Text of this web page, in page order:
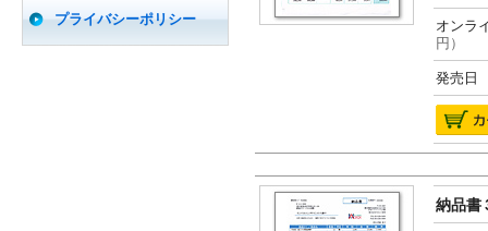
プライバシーポリシー
オン
円）
発売日
納品書